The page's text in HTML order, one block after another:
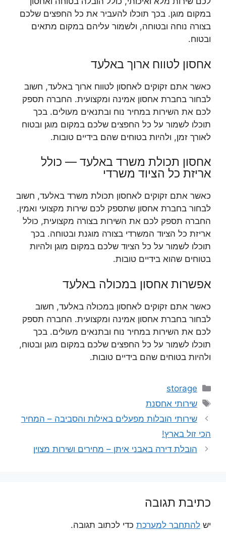
במקום מוגן. בכך תוכלו להעביר את כל החפצים שלכם
בצורה נוחה ובטוחה, ולשמור עליהם במקום מתאים
ובטוח.
אחסון לטווח ארוך באלעד
כאשר אתם זקוקים לאחסון לטווח ארוך באלעד, חשוב
לבחור בחברת אחסון אמינה ומקצועית. החברה תספק
לכם את השירות במחיר נוח ובתנאים מעולים. בכך
תוכלו לשמור על כל החפצים שלכם במקום מוגן ובטוח
לאורך זמן, ולהיות בטוחים שהם בידיים טובות.
אחסון תכולת משרד באלעד — כולל
אריזת כל הציוד משרדי
כאשר אתם זקוקים לאחסון תכולת משרד באלעד, חשוב
לבחור בחברת אחסון שתספק לכם שירות מקצועי ואמין.
החברה תספק לכם את השירות בצורה מקצועית, כולל
אריזת כל הציוד המשרדי בצורה מוגנת ובטוחה. בכך
תוכלו לשמור על כל הציוד שלכם במקום מוגן ולהיות
בטוחים שהוא בידיים טובות.
אפשרות אחסון במכולה באלעד
כאשר אתם זקוקים לאחסון במכולה באלעד, חשוב
לבחור בחברת אחסון אמינה ומקצועית. החברה תספק
לכם את השירות במחיר נוח ובתנאים מעולים. בכך
תוכלו לשמור על כל החפצים שלכם במקום מוגן ובטוח,
ולהיות בטוחים שהם בידיים טובות.
קטגוריות
storage
תגיות
שירותי אחסנת
שירותי הובלות מפעלים באילות והסביבה – המחיר
הכי זול בארץ!
הובלת דירה באבני איתן – מחירים ושירות מצוין
כתיבת תגובה
יש להתחבר למערכת כדי לכתוב תגובה.